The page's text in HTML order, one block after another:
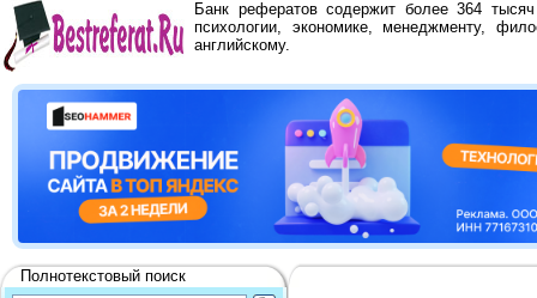
Банк рефератов содержит более 364
психологии, экономике, менеджменту,
английскому.
Полнотекстовый поиск